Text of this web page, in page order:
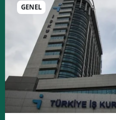
GENEL